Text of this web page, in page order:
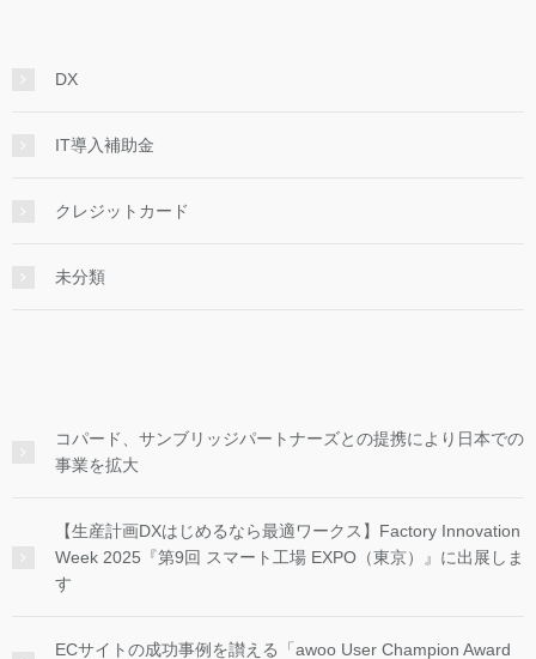
DX
IT導入補助金
クレジットカード
未分類
コパード、サンブリッジパートナーズとの提携により日本での
事業を拡大
【生産計画DXはじめるなら最適ワークス】Factory Innovation
Week 2025『第9回 スマート工場 EXPO（東京）』に出展しま
す
ECサイトの成功事例を讃える「awoo User Champion Award